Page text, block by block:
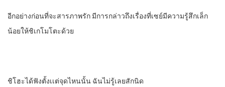
อีกอย่างก่อนที่จะสารภาพรัก มีการกล่าวถึงเรื่องที่เซย์มีความรู้สึกเล็ก
น้อยให้ชิเกโมโตะด้วย
ชิโฮะได้ฟังตั้งเเต่จุดไหน​นั้น​ ฉันไม่รู้เลยสักนิด